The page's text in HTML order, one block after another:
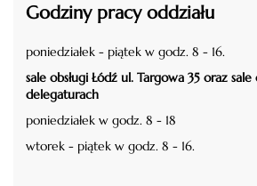
Godziny pracy oddziału
poniedziałek - piątek w godz. 8 - 16.
sale obsługi Łódź ul. Targowa 35 oraz sale
delegaturach
poniedziałek w godz. 8 - 18
wtorek - piątek w godz. 8 - 16.